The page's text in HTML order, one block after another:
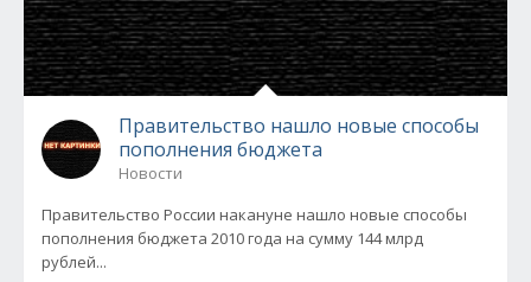
Правительство нашло новые способы
пополнения бюджета
Новости
Правительство России накануне нашло новые способы
пополнения бюджета 2010 года на сумму 144 млрд
рублей...